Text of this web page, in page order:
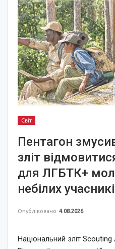
Світ
Пентагон
зліт
для ЛГБТК+
небілих
Опубліковано 4.08.2026
Національний зліт Scouting